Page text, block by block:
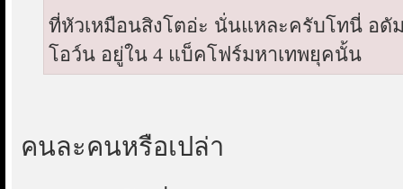
ที่หัวเหมือนสิงโตอ่ะ นั่นแหละครับโทนี่ อดั
โอว์น อยู่ใน 4 แบ็คโฟร์มหาเทพยุคนั้น
คนละคนหรือเปล่า